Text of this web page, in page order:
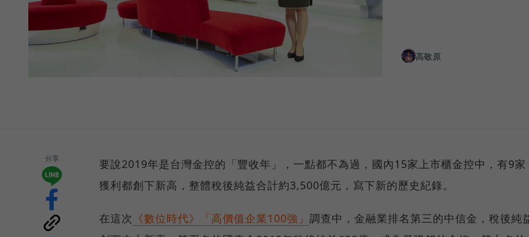
高敬原
分享
要說2019年是台灣金控的「豐收年」，一點都不為過，國內15家上市櫃金控中，有9家
獲利都創下新高，整體稅後純益合計約3,500億元，寫下新的歷史紀錄。
在這次 《數位時代》「高價值企業100強」 調查中，金融業排名第三的中信金，稅後純